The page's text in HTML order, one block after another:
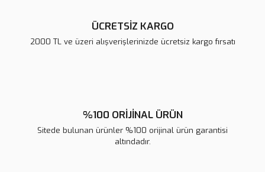
ÜCRETSİZ KARGO
2000 TL ve üzeri alışverişlerinizde ücretsiz kargo fırsatı
%100 ORİJİNAL ÜRÜN
Sitede bulunan ürünler %100 orijinal ürün garantisi
altındadır.